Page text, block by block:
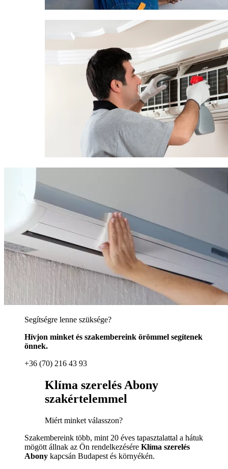
Segítségre lenne szüksége?
Hívjon minket és szakembereink örömmel segítenek
önnek.
+36 (70) 216 43 93
Klíma szerelés Abony
szakértelemmel
Miért minket válasszon?
Szakembereink több, mint 20 éves tapasztalattal a hátuk
mögött állnak az Ön rendelkezésére Klíma szerelés
Abony kapcsán Budapest és környékén.